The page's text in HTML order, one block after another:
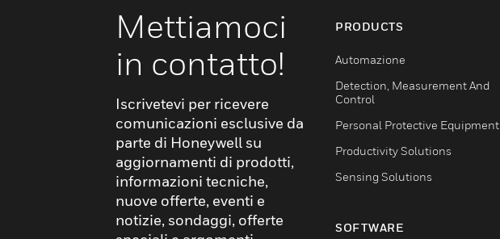
Mettiamoci
in contatto!
Iscrivetevi per ricevere
comunicazioni esclusive da
parte di Honeywell su
aggiornamenti di prodotti,
informazioni tecniche,
nuove offerte, eventi e
notizie, sondaggi, offerte
PRODUCTS
Automazione
Detection, Measurement And
Control
Personal Protective Equipment
Productivity Solutions
Sensing Solutions
SOFTWARE